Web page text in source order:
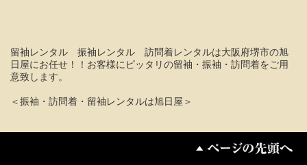
留袖レンタル 振袖レンタル 訪問着レンタルは大阪府堺市の旭
日屋にお任せ！！お客様にピッタリの留袖・振袖・訪問着をご用
意致します。
＜振袖・訪問着・留袖レンタルは旭日屋＞